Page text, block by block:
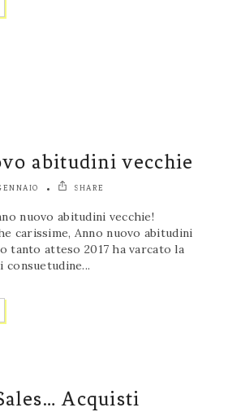
abitudini vecchie
SHARE
nuovo abitudini vecchie!
carissime, Anno nuovo abitudini
tanto atteso 2017 ha varcato la
consuetudine...
Acquisti